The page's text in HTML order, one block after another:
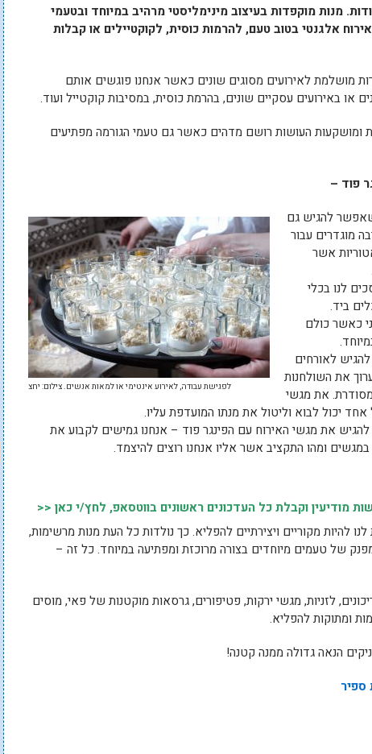
מנות מוקפדות בעיצוב מינימליסטי מרהיב במיוחד ובטעמי
אלגנטי בטוב טעם, להרמות כוסית, לקוקטיילים או קבלות
מושלמת לאירועים מסוגים שונים כאשר אנחנו פוגשים אותם
או באירועים עסקיים שונים, בהרמת כוסית, במסיבות קוקטייל ועוד.
ומושקעות העושות רושם מדהים כאשר גם טעמי הגורמה מפתיעים
פוד –
לפגישת עבודה, לאירוע אינטימי או למאות אנשים. צילום: יחצ
שאפשר להגיש גם
מוגדרים עבור
אשר
לנו בכלי
ביד.
כאשר כולם
לאורחים
את השולחנות
את מגשי
יכול לבוא וליטול את מנתו המועדפת עליו.
את מגשי האירוח עם הפינגר פוד – אנחנו גמישים לקבוע את
במגשים ומהו התקציב אשר אליו אנחנו רוצים להיצמד.
וקבלת כל העדכונים ראשונים בווטסאפ, לחץ/י כאן <<
להיות מקוריים ויצירתיים להפליא. כך נולדות כל העת מנות מרשימות,
של טעמים מיוחדים בצורה מרוכזת ומפתיעה במיוחד. כל זה –
לזניות, מגשי ירקות, פטיפורים, גרסאות מוקטנות של פאי, מוסים
ומתוקות להפליא.
הנאה גדולה ממנה קטנה!
ספיר